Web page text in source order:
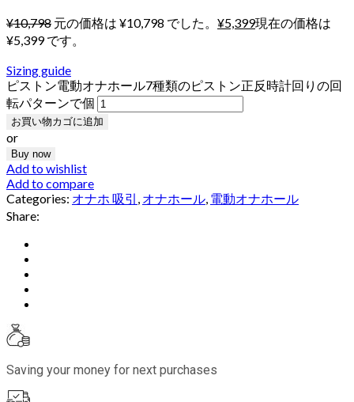
¥10,798 元の価格は ¥10,798 でした。 ¥5,399現在の価格は
¥5,399 です。
Sizing guide
ピストン電動オナホール7種類のピストン正反時計回りの回
転パターンで個
お買い物カゴに追加
or
Buy now
Add to wishlist
Add to compare
Categories: オナホ 吸引 , オナホール, 電動オナホール
Share:
Saving your money for next purchases